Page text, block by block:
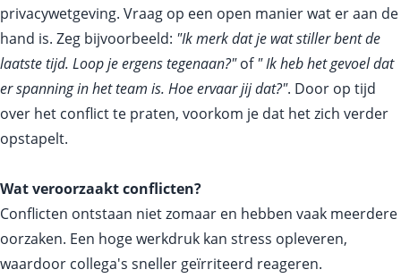
privacywetgeving. Vraag op een open manier wat er aan de
hand is. Zeg bijvoorbeeld: "Ik merk dat je wat stiller bent de
laatste tijd. Loop je ergens tegenaan?"of"Ik heb het gevoel dat
er spanning in het team is. Hoe ervaar jij dat?". Door op tijd
over het conflict te praten, voorkom je dat het zich verder
opstapelt.
Wat veroorzaakt conflicten?
Conflicten ontstaan niet zomaar en hebben vaak meerdere
oorzaken. Een hoge werkdruk kan stress opleveren,
waardoor collega's sneller geïrriteerd reageren.